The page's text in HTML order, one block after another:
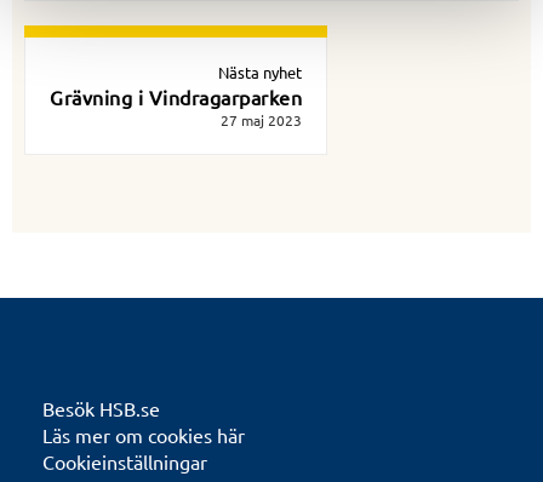
Nästa nyhet
Grävning i Vindragarparken
27 maj 2023
Besök HSB.se
Läs mer om cookies här
Cookieinställningar